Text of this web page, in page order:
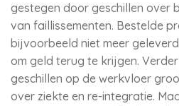
gestegen door geschillen over
van faillissementen. Bestelde
bijvoorbeeld niet meer
om geld terug te krijgen.
geschillen op de werkvloer
over ziekte en re-integratie.